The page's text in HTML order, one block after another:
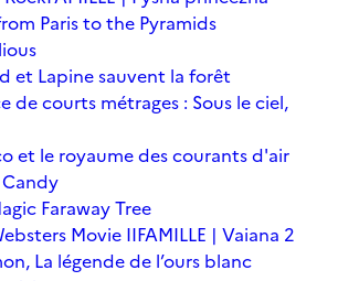
Paris to the Pyramids
et Lapine sauvent la forêt
de courts métrages : Sous le ciel,
et le royaume des courants d'air
Candy
Faraway Tree
Movie IIFAMILLE | Vaiana 2
La légende de l’ours blanc